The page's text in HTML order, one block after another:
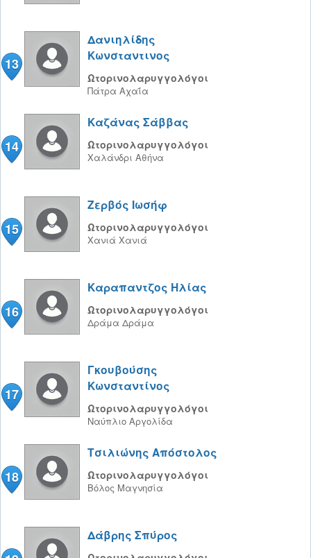
13
Δανιηλίδης
Κωνσταντινος
Ωτορινολαρυγγολόγοι
Πάτρα Αχαΐα
14
Καζάνας Σάββας
Ωτορινολαρυγγολόγοι
Χαλάνδρι Αθήνα
15
Ζερβός Ιωσήφ
Ωτορινολαρυγγολόγοι
Χανιά Χανιά
16
Καραπαντζος Ηλίας
Ωτορινολαρυγγολόγοι
Δράμα Δράμα
17
Γκουβούσης
Κωνσταντίνος
Ωτορινολαρυγγολόγοι
Ναύπλιο Αργολίδα
18
Τσιλιώνης Απόστολος
Ωτορινολαρυγγολόγοι
Βόλος Μαγνησία
Δάβρης Σπύρος